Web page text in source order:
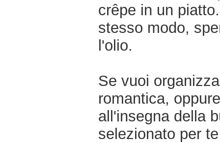
crêpe in un
stesso modo,
l'olio.
Se vuoi
romantica,
all'insegna della
selezionato per